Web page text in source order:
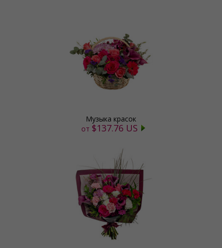
Музыка красок
от $137.76 US